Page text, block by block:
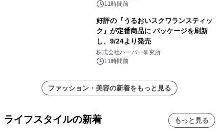
11時間前
好評の『うるおいスクワランスティッ
ク』が定番商品に パッケージを刷新
し、9/24より発売
株式会社ハーバー研究所
11時間前
ファッション・美容の新着をもっと見る
ライフスタイルの新着 もっと見る